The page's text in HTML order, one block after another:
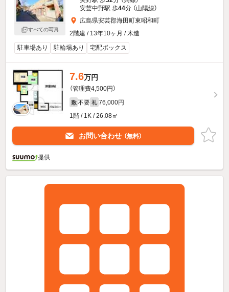
すべての写真
安芸中野駅 歩44分 （山陽線）
広島県安芸郡海田町東昭和町
2階建 / 13年10ヶ月 / 木造
駐車場あり
駐輪場あり 宅配ボックス
7.6万円
（管理費4,500円）
敷 不要 礼 76,000円
1階 / 1K / 26.08㎡
お問い合わせ （無料）
提供